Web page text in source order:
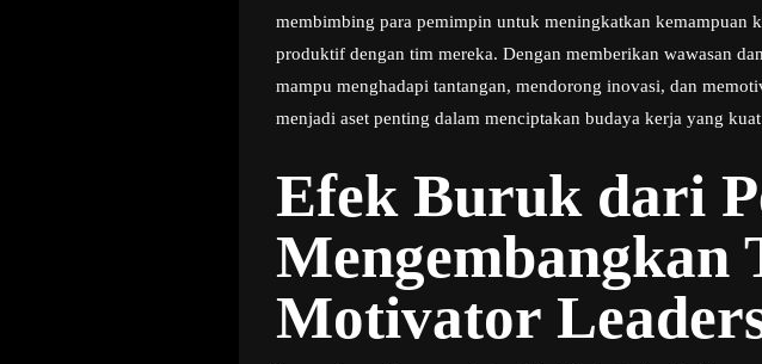
membimbing para pemimpin untuk meningkatkan kemampuan
produktif dengan tim mereka. Dengan memberikan wawasan
mampu menghadapi tantangan, mendorong inovasi, dan
menjadi aset penting dalam menciptakan budaya kerja yang
Efek Buruk dari
Mengembangkan
Motivator